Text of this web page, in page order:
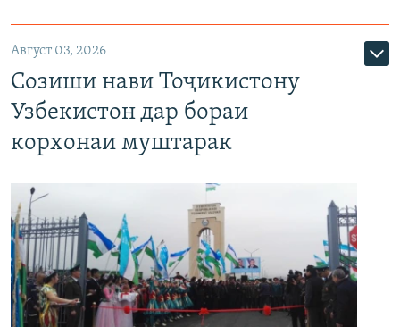
Август 03, 2026
Созиши нави Тоҷикистону
Узбекистон дар бораи
корхонаи муштарак